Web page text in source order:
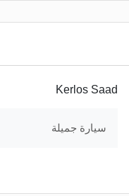
Kerlos Saad
سيارة جميلة